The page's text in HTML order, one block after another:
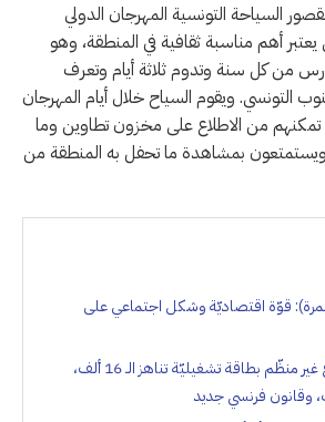
السياحة التونسية المهرجان الدولي
أهم مناسبة ثقافية في المنطقة، وهو
من كل سنة وتدوم ثلاثة أيام وتعرف
التونسي. ويقوم السياح خلال أيام المهرجان
من الاطلاع على مخزون تطاوين وما
بمشاهدة ما تحفل به المنطقة من
قوّة اقتصاديّة وشكل اجتماعي على
مـراكــز النّــداء قطاع غير منظّم بطاقة تشغيليّة تناهز الـ 16 ألف،
وقانون فرنسي جديد